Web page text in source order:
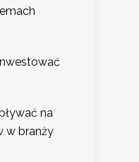
na
w branży